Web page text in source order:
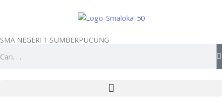
SMA NEGERI 1 SUMBERPUCUNG